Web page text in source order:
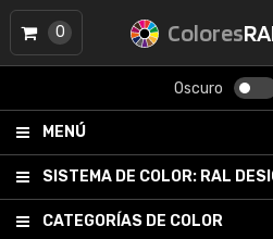
Colores
Oscuro
MENÚ
SISTEMA DE COLOR: RAL
CATEGORÍAS DE COLOR
0